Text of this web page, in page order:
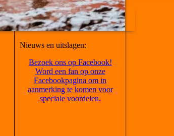
Nieuws en uitslagen:
Bezoek ons op Facebook!
Word een fan op onze
Facebookpagina om in
aanmerking te komen voor
speciale voordelen.